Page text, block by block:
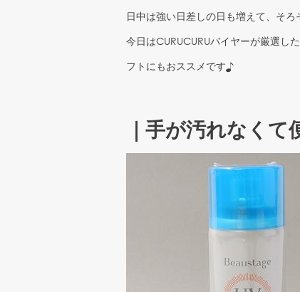
日中は強い日差しの日も増えて、そろ
今日はCURUCURUバイヤーが厳選し
フトにもおススメです♪
｜手が汚れなく